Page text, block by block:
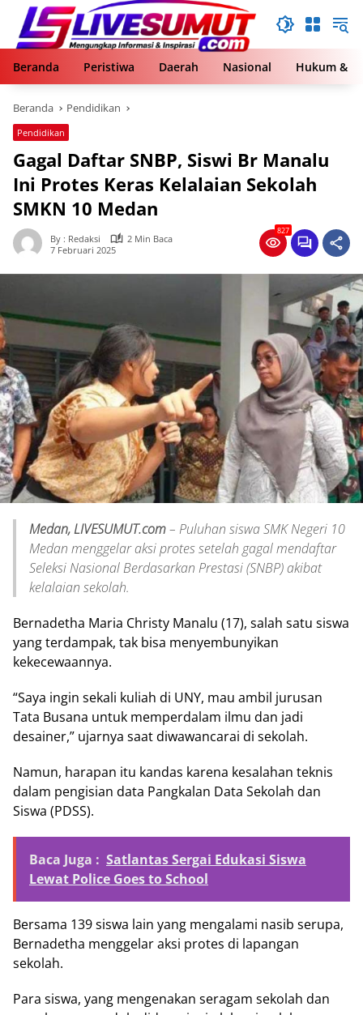
Langsung
konten
Beranda
Peristiwa Daerah Nasional Hukum &
Beranda Pendidikan
Pendidikan
Gagal Daftar SNBP, Siswi Br Manalu
Ini Protes Keras Kelalaian Sekolah
SMKN 10 Medan
By : Redaksi
2 Min Baca
7 Februari 2025
827
Medan, LIVESUMUT.com– Puluhan siswa SMK Negeri 10
Medan menggelar aksi protes setelah gagal mendaftar
Seleksi Nasional Berdasarkan Prestasi (SNBP) akibat
kelalaian sekolah.
Bernadetha Maria Christy Manalu (17), salah satu siswa
yang terdampak, tak bisa menyembunyikan
kekecewaannya.
“Saya ingin sekali kuliah di UNY, mau ambil jurusan
Tata Busana untuk memperdalam ilmu dan jadi
desainer,” ujarnya saat diwawancarai di sekolah.
Namun, harapan itu kandas karena kesalahan teknis
dalam pengisian data Pangkalan Data Sekolah dan
Siswa (PDSS).
Baca Juga : Satlantas Sergai Edukasi Siswa
Lewat Police Goes to School
Bersama 139 siswa lain yang mengalami nasib serupa,
Bernadetha menggelar aksi protes di lapangan
sekolah.
Para siswa, yang mengenakan seragam sekolah dan